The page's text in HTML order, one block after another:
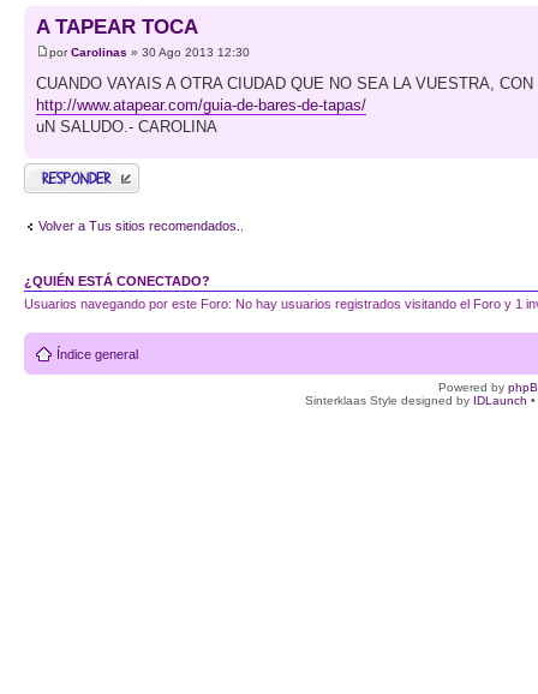
A TAPEAR TOCA
porCarolinas » 30 Ago 2013 12:30
CUANDO VAYAIS A OTRA CIUDAD QUE NO SEA LA VUESTRA,
http://www.atapear.com/guia-de-bares-de-tapas/
uN SALUDO.- CAROLINA
Publicar una
respuesta
Volver a Tus sitios recomendados..
¿QUIÉN ESTÁ CONECTADO?
Usuarios navegando por este Foro: No hay usuarios registrados visitando el Foro y 1
Índice general
Powered by
Sinterklaas Style designed by IDLaunch